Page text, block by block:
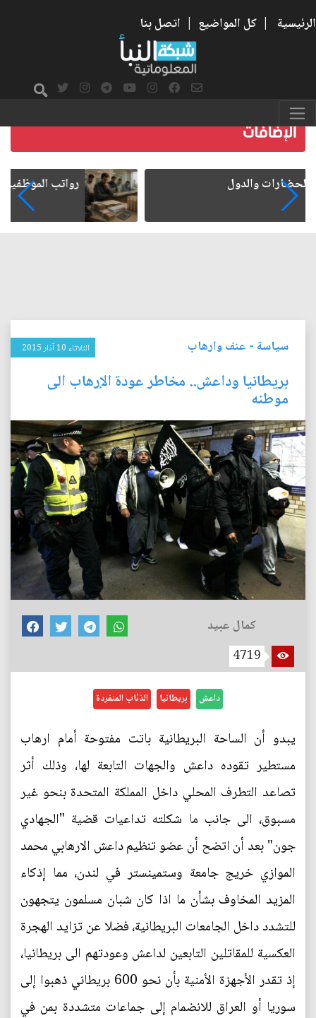
الرئيسية | كل المواضيع | اتصل بنا
رواتب الموظفين على صفيح ساخن
سياسة- عنف وارهاب الثلاثاء 10 آذار 2015
بريطانيا وداعش.. مخاطر عودة الإرهاب الى
موطنه
كمال عبيد
4719
داعش بريطانيا الذئاب المنفردة
يبدو أن الساحة البريطانية باتت مفتوحة أمام ارهاب
مستطير تقوده داعش والجهات التابعة لها، وذلك أثر
تصاعد التطرف المحلي داخل المملكة المتحدة بنحو غير
مسبوق، الى جانب ما شكلته تداعيات قضية "الجهادي
جون" بعد أن اتضح أن عضو تنظيم داعش الارهابي محمد
الموازي خريج جامعة وستمينستر في لندن، مما إذكاء
المزيد المخاوف بشأن ما اذا كان شبان مسلمون يتجهون
للتشدد داخل الجامعات البريطانية، فضلا عن تزايد الهجرة
العكسية للمقاتلين التابعين لداعش وعودتهم الى بريطانيا،
إذ تقدر الأجهزة الأمنية بأن نحو 600 بريطاني ذهبوا إلى
سوريا أو العراق للانضمام إلى جماعات متشددة بمن في